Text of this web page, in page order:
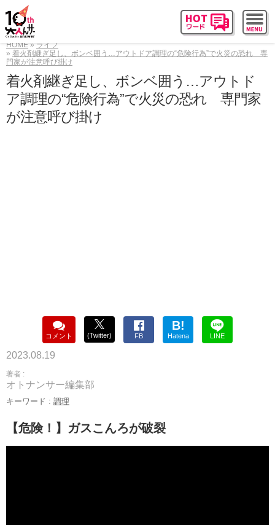
HOME
ライフ
着火剤継ぎ足し、ボンベ囲う…アウトドア調理の“危険行為”で火災の恐れ 専
門家が注意呼び掛け
着火剤継ぎ足し、ボンベ囲う…アウトド
ア調理の“危険行為”で火災の恐れ 専門家
が注意呼び掛け
コメント (Twitter) FB
B!
Hatena LINE
2023.08.19
著者 :
オトナンサー編集部
キーワード : 調理
【危険！】ガスこんろが破裂